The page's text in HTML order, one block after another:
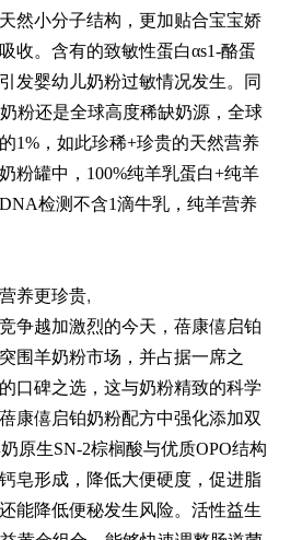
然小分子结构，更加贴合宝宝娇
收。含有的致敏性蛋白αs1-酪蛋
发婴幼儿奶粉过敏情况发生。同
粉还是全球高度稀缺奶源，全球
1%，如此珍稀+珍贵的天然营养
粉罐中，100%纯羊乳蛋白+纯羊
检测不含1滴牛乳，纯羊营养
养更珍贵,
争越加激烈的今天，蓓康僖启铂
围羊奶粉市场，并占据一席之
口碑之选，这与奶粉精致的科学
康僖启铂奶粉配方中强化添加双
原生SN-2棕榈酸与优质OPO结构
皂形成，降低大便硬度，促进脂
能降低便秘发生风险。活性益生